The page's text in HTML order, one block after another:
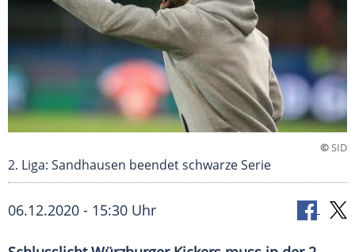
©SID
2. Liga: Sandhausen beendet schwarze Serie
06.12.2020 - 15:30 Uhr